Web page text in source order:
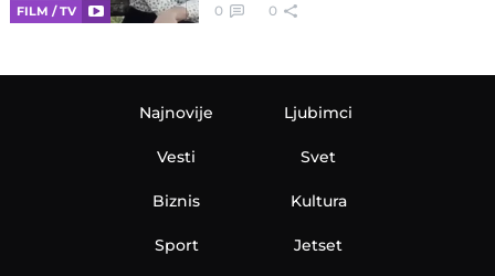
FILM / TV 0 0
Najnovije
Vesti
Biznis
Sport
Ljubimci
Svet
Kultura
Jetset